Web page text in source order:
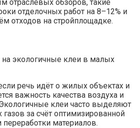
отраслевых обзоров, такие
отделочных работ на 8–12% и
отходов на стройплощадке.
на экологичные клеи в малых
речь идёт о жилых объектах и
важность качества воздуха и
клеи часто выделяют
за счёт оптимизированной
переработки материалов.